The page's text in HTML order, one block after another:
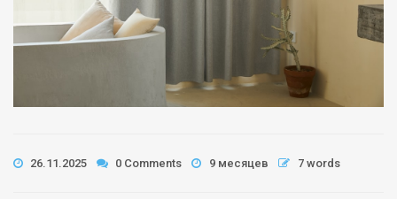
26.11.2025 0 Comments 9 месяцев 7 words